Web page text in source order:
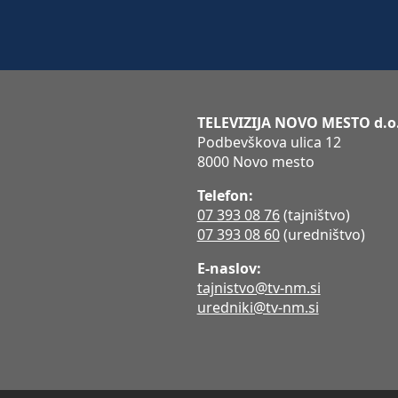
TELEVIZIJA NOVO MESTO
Podbevškova ulica 12
8000 Novo mesto
Telefon:
07 393 08 76(tajništvo)
07 393 08 60(uredništvo)
E-naslov:
tajnistvo@tv-nm.si
uredniki@tv-nm.si